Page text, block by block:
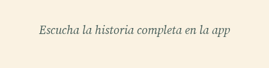
Escucha la historia completa en la app